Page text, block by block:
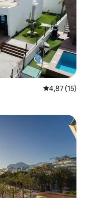
Prosječna
4,87 (15)